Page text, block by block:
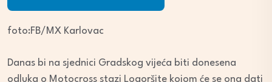
foto:FB/MX Karlovac
Danas bi na sjednici Gradskog vijeća biti donesena
odluka o Motocross stazi Logoršite kojom će se ona dati